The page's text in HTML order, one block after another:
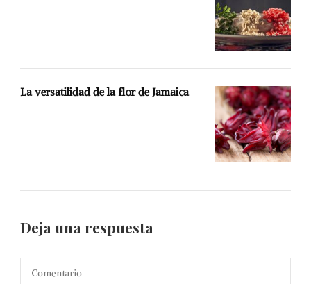
La versatilidad de la flor de Jamaica
Deja una respuesta